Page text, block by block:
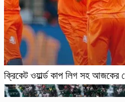
ক্রিকেট ওয়ার্ল্ড কাপ লিগ সহ